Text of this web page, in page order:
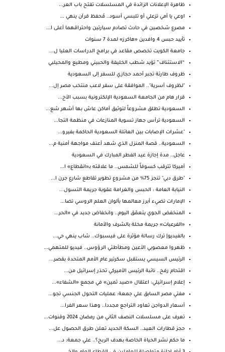
ظاهرة الإعلانات الزائدة في المسلسلات تفتح باب العر...
اوعي يا أمي تزعلي أو تلبسي أسود.. مُحفظ قرآن ينهي ...
مصرع شخصين في حادث تصادم سيارتين واحتراقهما أعلى ا...
تأييد حبس 4 وافدين «هاكرز» لمدة 7 سنوات
جامعة الكويت تخصص مقاعد في برامج الدراسات العليا ل...
“الاستئناف” تؤيد شطب الخليفة والحبيني ومطيع والمحيلبي
ظروف طارئة تجبر أحمد حجازي للسفر إلى السعودية
"لظروف أسرية".. الموافقة على سفر لاعب منتخب مصر إل...
قرار هام من الجامعة السعودية الإلكترونية بسبب الأح...
السعودية تطلق مشروعاً لتوثيق أماكن عاش بها أشهر شع...
​السعودية ترأس جهاز تسوية المنازعات في منظمة التجا...
"عشرات الإصابات بين العائلة السعودية الحاكمة بفيرو...
السعودية.. قصة المنزل الذي شهد أعنف مواجهة أمنية م...
عاجل.. مدة إجازة عيد الفطر المبارك في السعودية
أميركا تترقب كسوفاً للشمس.. ما علاقته بـ«انقطاع» ا...
"طرق دبي" تنجز 75% من مشروع تطوير تقاطع شارع جرن ا...
النيابة العامة : الحبس والغرامة عقوبة جريمة التسول...
الإمارات تضيء أبرز معالمها بألوان العلم الروسي تضا...
المنخفض الجوي يتعمّق اليوم.. وانخفاض جديد في «الحر...
«الفرعيات» جريمة مخلة بالشرف والأمانة
بالفيديو| ترك رسالة مؤثرة على فيسبوك.. شاب ينهي حي...
ظهروا معصوبي الأعين ومطأطئي الرؤوس.. فيديو للمتهمي...
الرئيس السيسي يستقبل سكرتير عام الأمم المتحدة بقصر...
اقتحام رفح.. نائبة الرئيس الأميركي تحذر إسرائيل من...
إعلام إسرائيلي: اعتقال «صيد ثمين» في مجمع «الشفاء»...
مفتي مصر السابق علي جمعة: عمليات التحول الجنسي تجو...
أسعار الدواجن تعاود التراجع مجددا.. وهذا سعر الفرا...
تعرف على مسلسلات النصف الثاني من رمضان 2024 وقنوات...
حجز قطارات العيد.. السكة الحديد تعلن طرق الحصول عل...
ما حكم نشر الحياة الخاصة بهدف الربح؟.. علي جمعة: د...